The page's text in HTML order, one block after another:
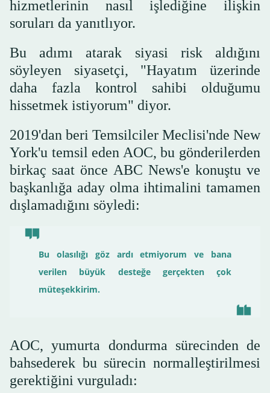
hizmetlerinin nasıl işlediğine ilişkin
soruları da yanıtlıyor.
Bu adımı atarak siyasi risk aldığını
söyleyen siyasetçi, "Hayatım üzerinde
daha fazla kontrol sahibi olduğumu
hissetmek istiyorum" diyor.
2019'dan beri Temsilciler Meclisi'nde New
York'u temsil eden AOC, bu gönderilerden
birkaç saat önce ABC News'e konuştu ve
başkanlığa aday olma ihtimalini tamamen
dışlamadığını söyledi:
Bu olasılığı göz ardı etmiyorum ve bana
verilen büyük desteğe gerçekten çok
müteşekkirim.
AOC, yumurta dondurma sürecinden de
bahsederek bu sürecin normalleştirilmesi
gerektiğini vurguladı: